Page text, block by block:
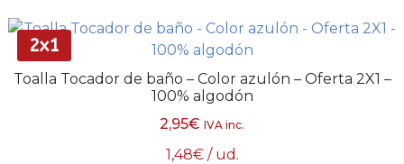
2x1
Toalla Tocador de baño – Color azulón – Oferta 2X1 –
100% algodón
2,95€ IVA inc.
1,48€ / ud.